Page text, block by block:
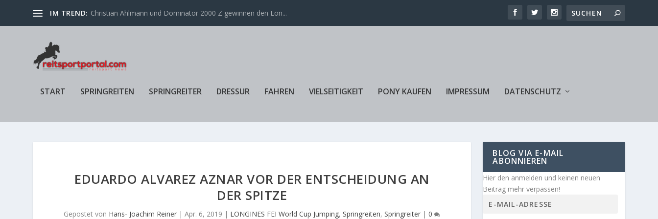
IM TREND: Christian Ahlmann und Dominator 2000 Z gewinnen den Lon...
START SPRINGREITEN SPRINGREITER DRESSUR FAHREN VIELSEITIGKEIT PONY KAUFEN IMPRESSUM DATENSCHUTZ
EDUARDO ALVAREZ AZNAR VOR DER ENTSCHEIDUNG AN
DER SPITZE
Gepostet von Hans- Joachim Reiner |Apr. 6, 2019 | LONGINES FEI World Cup Jumping,Springreiten,Springreiter |0
BLOG VIA E-MAIL
ABONNIEREN
Hier den anmelden und keinen neuen
Beitrag mehr verpassen!